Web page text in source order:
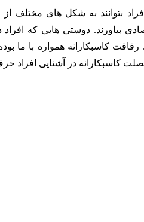
بتوانند به شکل های مختلف
دوستی هایی که افراد
رفاقت کاسبکارانه همواره با ما